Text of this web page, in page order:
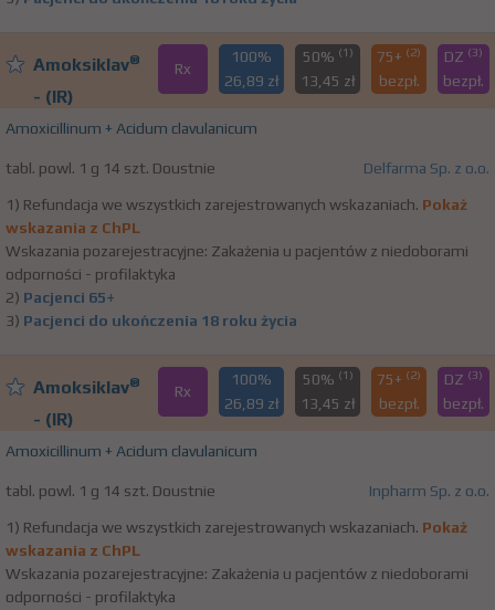
Amoksiklav®
- (IR)
Rx
100%
26,89 zł
50% (1)
13,45 zł
75+ (2)
bezpł.
DZ (3)
bezpł.
Amoxicillinum + Acidum clavulanicum
tabl. powl. 1 g 14 szt. Doustnie Delfarma Sp. z o.o.
1) Refundacja we wszystkich zarejestrowanych wskazaniach. Pokaż
wskazania z ChPL
Wskazania pozarejestracyjne: Zakażenia u pacjentów z niedoborami
odporności - profilaktyka
2) Pacjenci 65+
3) Pacjenci do ukończenia 18 roku życia
Amoksiklav®
- (IR)
Rx
100%
26,89 zł
50% (1)
13,45 zł
75+ (2)
bezpł.
DZ (3)
bezpł.
Amoxicillinum + Acidum clavulanicum
tabl. powl. 1 g 14 szt. Doustnie Inpharm Sp. z o.o.
1) Refundacja we wszystkich zarejestrowanych wskazaniach. Pokaż
wskazania z ChPL
Wskazania pozarejestracyjne: Zakażenia u pacjentów z niedoborami
odporności - profilaktyka